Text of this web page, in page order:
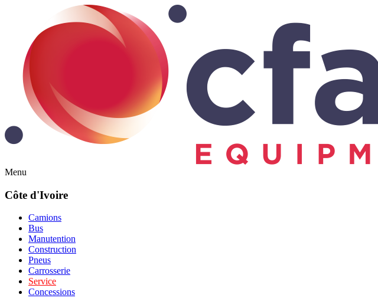
Menu
Côte d'Ivoire
Camions
Bus
Manutention
Construction
Pneus
Carrosserie
Service
Concessions